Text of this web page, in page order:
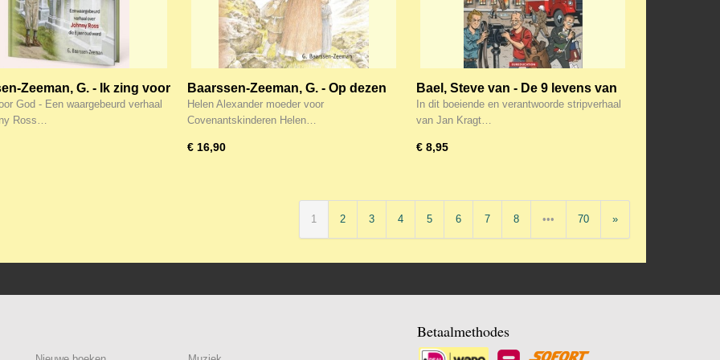
Zeeman, G. - Ik zing voor
God - Een waargebeurd verhaal
Ross…
Baarssen-Zeeman, G. - Op dezen
zal Ik zien
Helen Alexander moeder voor
Covenantskinderen Helen…
€ 16,90
Bael, Steve van - De 9 levens van
Van Bommel
In dit boeiende en verantwoorde stripverhaal
van Jan Kragt…
€ 8,95
1 2 3 4 5 6 7 8 ••• 70 »
Betaalmethodes